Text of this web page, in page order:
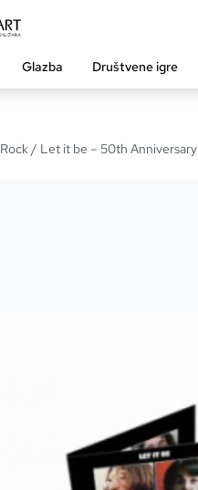
Glazba Društvene igre
Rock/ Let it be – 50th Anniversary